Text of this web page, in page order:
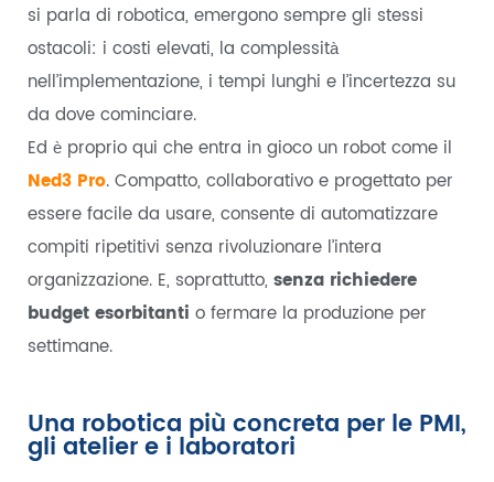
si parla di robotica, emergono sempre gli stessi
ostacoli: i costi elevati, la complessità
nell’implementazione, i tempi lunghi e l’incertezza su
da dove cominciare.
Ed è proprio qui che entra in gioco un robot come il
Ned3 Pro. Compatto, collaborativo e progettato per
essere facile da usare, consente di automatizzare
compiti ripetitivi senza rivoluzionare l’intera
organizzazione. E, soprattutto, senza richiedere
budget esorbitanti o fermare la produzione per
settimane.
Una robotica più concreta per le PMI,
gli atelier e i laboratori